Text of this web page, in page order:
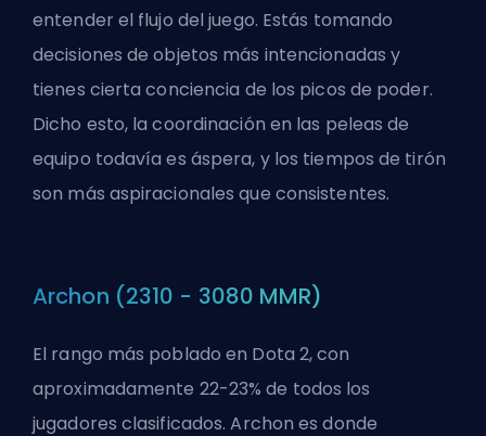
entender el flujo del juego. Estás tomando
decisiones de objetos más intencionadas y
tienes cierta conciencia de los picos de poder.
Dicho esto, la coordinación en las peleas de
equipo todavía es áspera, y los tiempos de tirón
son más aspiracionales que consistentes.
Archon (2310 - 3080 MMR)
El rango más poblado en Dota 2, con
aproximadamente 22-23% de todos los
jugadores clasificados. Archon es donde